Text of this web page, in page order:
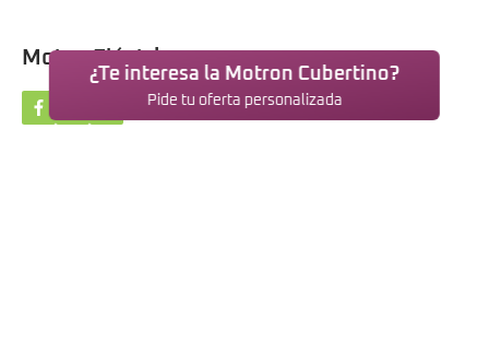
¿Te interesa la Motron Cubertino?
Pide tu oferta personalizada
Motos Eléctricas